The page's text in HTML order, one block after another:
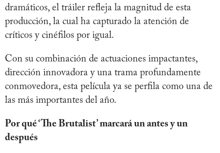
dramáticos, el tráiler refleja la magnitud de esta
producción, la cual ha capturado la atención de
críticos y cinéfilos por igual.
Con su combinación de actuaciones impactantes,
dirección innovadora y una trama profundamente
conmovedora, esta película ya se perfila como una de
las más importantes del año.
Por qué ‘The Brutalist’ marcará un antes y un
después